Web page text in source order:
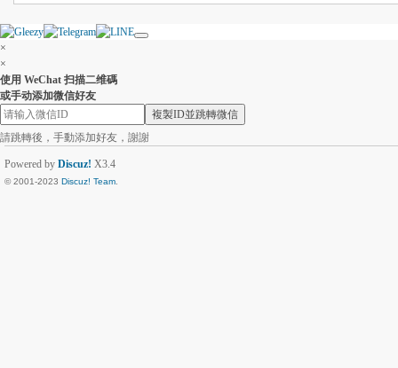
×
×
使用 WeChat 扫描二维碼
或手动添加微信好友
複製ID並跳轉微信
請跳轉後，手動添加好友，謝謝
Powered by Discuz! X3.4
© 2001-2023 Discuz! Team